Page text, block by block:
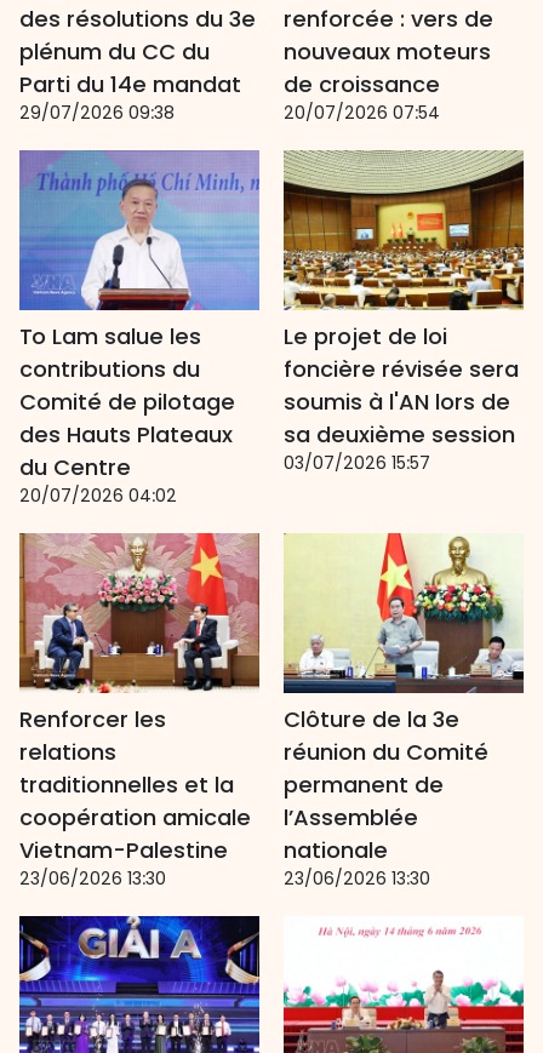
des résolutions du 3e
plénum du CC du
Parti du 14e mandat
29/07/2026 09:38
renforcée : vers de
nouveaux moteurs
de croissance
20/07/2026 07:54
To Lam salue les
contributions du
Comité de pilotage
des Hauts Plateaux
du Centre
20/07/2026 04:02
Le projet de loi
foncière révisée sera
soumis à l'AN lors de
sa deuxième session
03/07/2026 15:57
Renforcer les
relations
traditionnelles et la
coopération amicale
Vietnam-Palestine
23/06/2026 13:30
Clôture de la 3e
réunion du Comité
permanent de
l’Assemblée
nationale
23/06/2026 13:30